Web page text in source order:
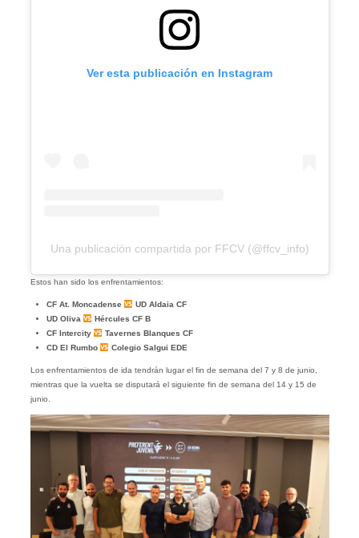
Ver esta publicación en Instagram
Una publicación compartida por FFCV (@ffcv_info)
Estos han sido los enfrentamientos:
CF At. Moncadense
UD Aldaia CF
UD Oliva
Hércules CF B
CF Intercity
Tavernes Blanques CF
CD El Rumbo
Colegio Salgui EDE
Los enfrentamientos de ida tendrán lugar el fin de semana del 7 y 8 de junio,
mientras que la vuelta se disputará el siguiente fin de semana del 14 y 15 de
junio.